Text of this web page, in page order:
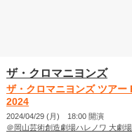
ザ・クロマニヨンズ
ザ・クロマニヨンズ ツアー
2024
2024/04/29 (月) 18:00 開演
＠岡山芸術創造劇場ハレノワ 大劇